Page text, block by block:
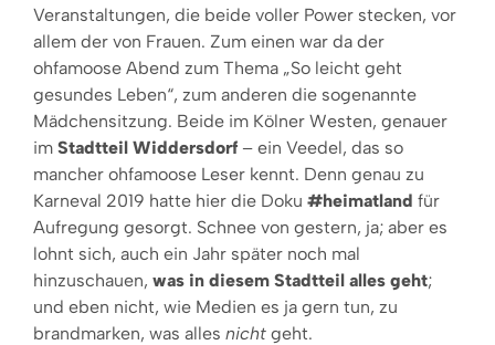
Veranstaltungen, die beide voller Power stecken, vor
allem der von Frauen. Zum einen war da der
ohfamoose Abend zum Thema „So leicht geht
gesundes Leben“, zum anderen die sogenannte
Mädchensitzung. Beide im Kölner Westen, genauer
im Stadtteil Widdersdorf – ein Veedel, das so
mancher ohfamoose Leser kennt. Denn genau zu
Karneval 2019 hatte hier die Doku #heimatland für
Aufregung gesorgt. Schnee von gestern, ja; aber es
lohnt sich, auch ein Jahr später noch mal
hinzuschauen, was in diesem Stadtteil alles geht;
und eben nicht, wie Medien es ja gern tun, zu
brandmarken, was alles nicht geht.